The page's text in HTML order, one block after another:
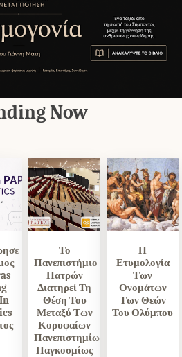
Now
Το
Πανεπιστήμιο
Πατρών
Διατηρεί Τη
Θέση Του
Μεταξύ Των
Κορυφαίων
Πανεπιστημίων
Παγκοσμίως
Η
Ετυμολογία
Των
Ονομάτων
Των Θεών
Του Ολύμπου